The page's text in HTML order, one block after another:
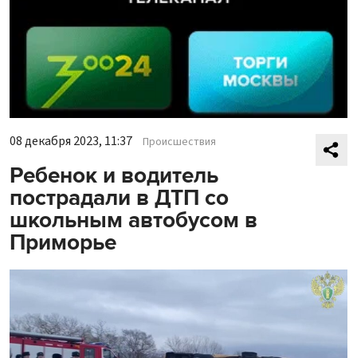
08 декабря 2023, 11:37 Происшествия
Ребенок и водитель
пострадали в ДТП со
школьным автобусом в
Приморье